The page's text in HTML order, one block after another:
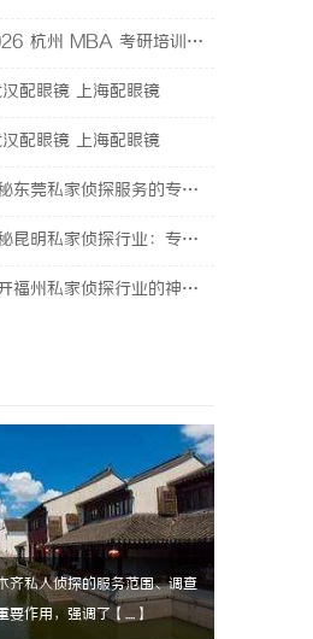
州 MBA 考研培训辅导班哪家强？三家主流考研机构推荐
配眼镜 上海配眼镜
配眼镜 上海配眼镜
莞私家侦探服务的专业性与应用领域详解
明私家侦探行业：专业服务与实际案例分析
私家侦探行业的神秘面纱：服务、优势与法律解析
齐私人侦探的服务范围、调查
要作用，强调了【....】